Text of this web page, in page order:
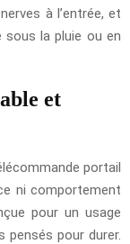
à l’entrée, et
la pluie ou en
et
portail
ni comportement
pour un usage
pensés pour durer.